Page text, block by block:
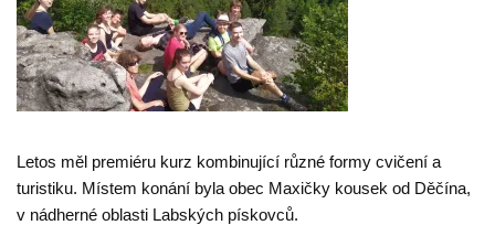
Letos měl premiéru kurz kombinující různé formy cvičení a
turistiku. Místem konání byla obec Maxičky kousek od Děčína,
v nádherné oblasti Labských pískovců.